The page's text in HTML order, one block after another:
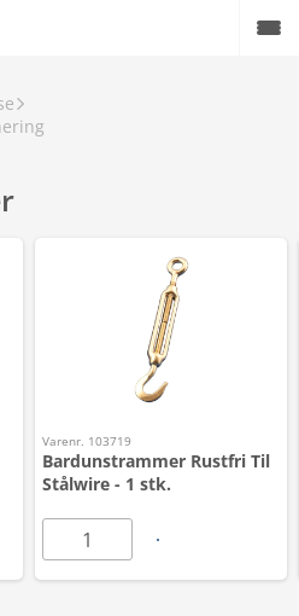
Varenr. 103719
Bardunstrammer Rustfri Til
Stålwire - 1 stk.